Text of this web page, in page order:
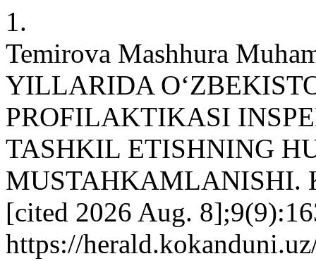
1.
Temirova Mashhura
YILLARIDA
PROFILAKTIKASI
TASHKIL ETISHNING
MUSTAHKAMLANISHI.
[cited 2026 Aug.
https://